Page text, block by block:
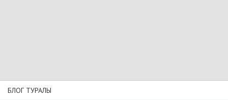
БЛОГ ТУРАЛЫ